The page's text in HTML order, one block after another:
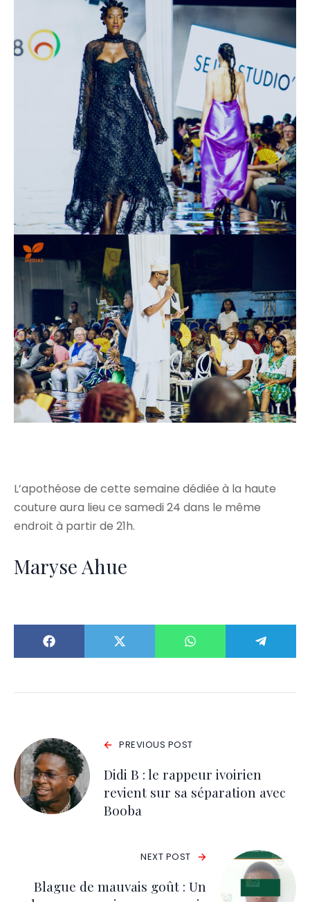
L’apothéose de cette semaine dédiée à la haute
couture aura lieu ce samedi 24 dans le même
endroit à partir de 21h.
Maryse Ahue
PREVIOUS POST
Didi B : le rappeur ivoirien
revient sur sa séparation avec
Booba
NEXT POST
Blague de mauvais goût : Un